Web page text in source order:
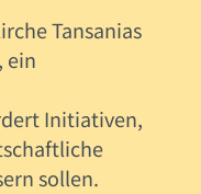
Tansanias
ein
Initiativen,
sollen.